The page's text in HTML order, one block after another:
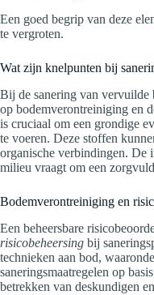
Een goed begrip van deze
te vergroten.
Wat zijn knelpunten bij
Bij de sanering van
op bodemverontreiniging en
is cruciaal om een grondige
te voeren. Deze stoffen
organische verbindingen. De
milieu vraagt om een
Bodemverontreiniging en
Een beheersbare
risicobeheersing bij
technieken aan bod,
saneringsmaatregelen op
betrekken van deskundigen